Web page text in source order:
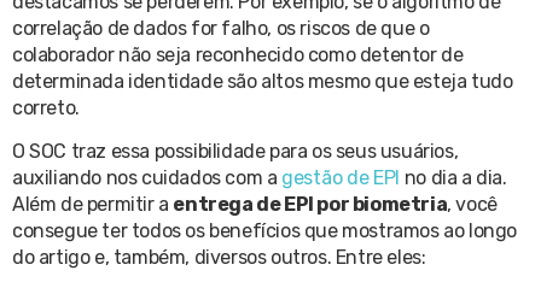
correlação de dados for falho, os riscos de que o
colaborador não seja reconhecido como detentor de
determinada identidade são altos mesmo que esteja tudo
correto.
O SOC traz essa possibilidade para os seus usuários,
auxiliando nos cuidados com a gestão de EPI no dia a dia.
Além de permitir a entrega de EPI por biometria, você
consegue ter todos os benefícios que mostramos ao longo
do artigo e, também, diversos outros. Entre eles: